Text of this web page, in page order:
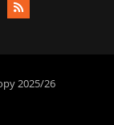
2025/26